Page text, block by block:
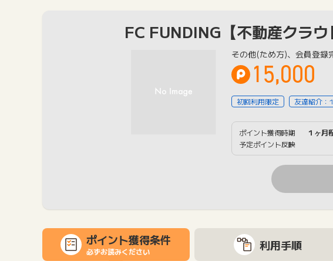
FC FUNDING【不動産クラウ
その他(ため方)、会員登録
15,000
初回利用限定 友達紹介：
ポイント獲得時期
１ヶ月
予定ポイント反映
ポイント獲得条件
必ずお読みください 利用手順